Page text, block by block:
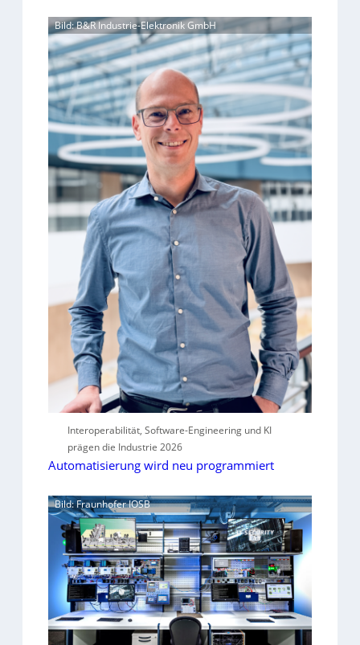
Bild: B&R Industrie-Elektronik GmbH
Interoperabilität, Software-Engineering und KI
prägen die Industrie 2026
Automatisierung wird neu programmiert
Bild: Fraunhofer IOSB